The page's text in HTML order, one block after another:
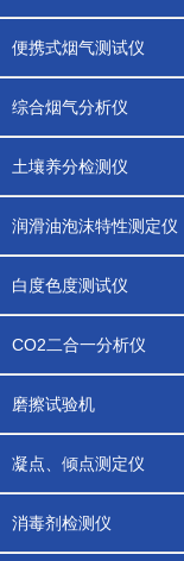
便携式烟气测试仪
综合烟气分析仪
土壤养分检测仪
润滑油泡沫特性测定仪
白度色度测试仪
CO2二合一分析仪
磨擦试验机
凝点、倾点测定仪
消毒剂检测仪